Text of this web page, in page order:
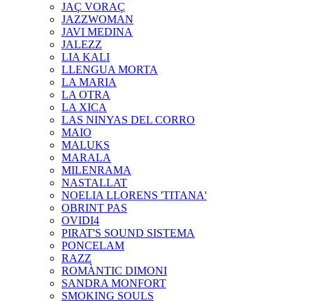
JAÇ VORAÇ
JAZZWOMAN
JAVI MEDINA
JALEZZ
LIA KALI
LLENGUA MORTA
LA MARIA
LA OTRA
LA XICA
LAS NINYAS DEL CORRO
MAIO
MALUKS
MARALA
MILENRAMA
NASTALLAT
NOELIA LLORENS 'TITANA'
OBRINT PAS
OVIDI4
PIRAT'S SOUND SISTEMA
PONCELAM
RAZZ
ROMÀNTIC DIMONI
SANDRA MONFORT
SMOKING SOULS